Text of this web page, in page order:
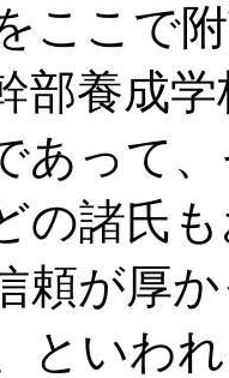
ここで
部養成
あって
の諸氏
頼が厚
といわ